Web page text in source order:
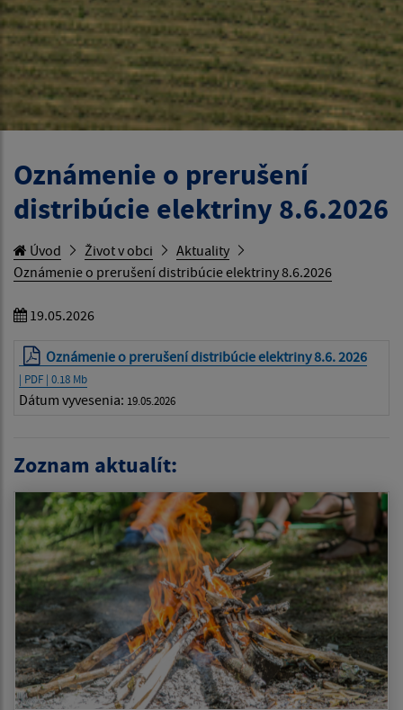
Oznámenie o prerušení
distribúcie elektriny 8.6.2026
Úvod Život v obci
Aktuality
Oznámenie o prerušení distribúcie elektriny 8.6.2026
19.05.2026
Oznámenie o prerušení distribúcie elektriny 8.6. 2026
| PDF | 0.18 Mb
Dátum vyvesenia: 19.05.2026
Zoznam aktualít: